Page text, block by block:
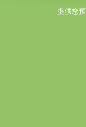
提供您